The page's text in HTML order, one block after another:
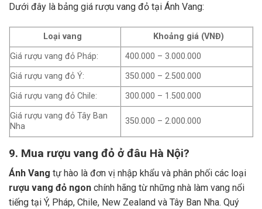
Dưới đây là bảng giá rượu vang đỏ tại Ánh Vang:
Loại vang
Khoảng giá (VNĐ)
Giá rượu vang đỏ Pháp:
400.000 – 3.000.000
Giá rượu vang đỏ Ý:
350.000 – 2.500.000
Giá rượu vang đỏ Chile:
300.000 – 1.500.000
Giá rượu vang đỏ Tây Ban
Nha
350.000 – 2.000.000
9. Mua rượu vang đỏ ở đâu Hà Nội?
Ánh Vang tự hào là đơn vị nhập khẩu và phân phối các loại
rượu vang đỏ ngon chính hãng từ những nhà làm vang nổi
tiếng tại Ý, Pháp, Chile, New Zealand và Tây Ban Nha. Quý